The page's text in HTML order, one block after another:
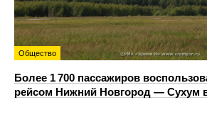
Общество
Более 1 700 пассажиров
рейсом Нижний Новгород — Сухум в